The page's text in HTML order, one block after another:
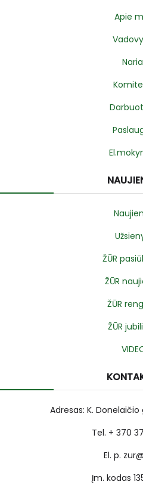
Apie
ŽŪR
ŽŪR
ŽŪR
ŽŪR
Adresas: K. Donelaičio
Tel. + 370
El. p.
Įm. kodas